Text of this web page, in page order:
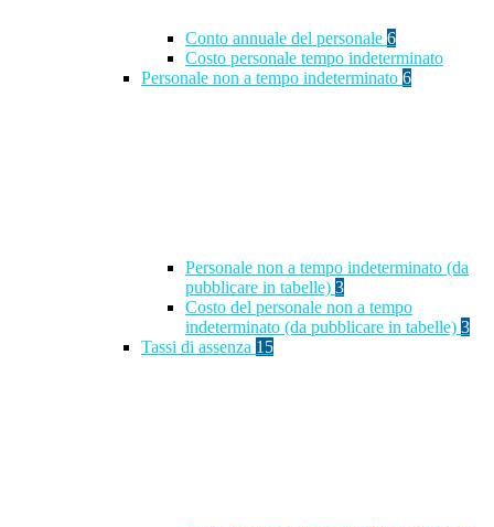
Conto annuale del personale 6
Costo personale tempo indeterminato
Personale non a tempo indeterminato 6
Personale non a tempo indeterminato (da
pubblicare in tabelle) 3
Costo del personale non a tempo
indeterminato (da pubblicare in tabelle) 3
Tassi di assenza 15